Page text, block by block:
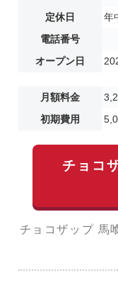
定休日
年
電話番号
オープン日
月額料金
初期費用
チョコ
チョコザップ 馬